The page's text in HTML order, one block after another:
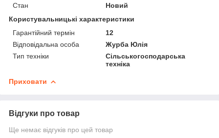
Стан
Новий
Користувальницькі характеристики
Гарантійний термін
12
Відповідальна особа
Журба Юлія
Тип техніки
Сільськогосподарська
техніка
Приховати
Відгуки про товар
Ще немає відгуків про цей товар